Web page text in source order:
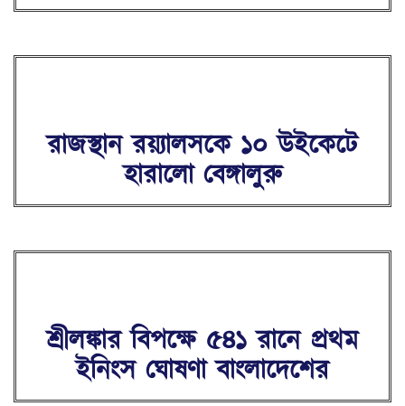
রাজস্থান রয়্যালসকে ১০ উইকেটে
হারালো বেঙ্গালুরু
শ্রীলঙ্কার বিপক্ষে ৫৪১ রানে প্রথম
ইনিংস ঘোষণা বাংলাদেশের